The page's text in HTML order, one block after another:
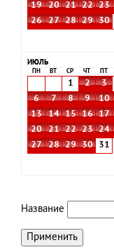
19
20 21 22 23
26
27 28 29 30
ИЮЛЬ
ПН ВТ СР ЧТ
1 2 3
6
7 8 9 10
13
14 15 16 17
20
21 22 23 24
27
28 29 30 31
Название